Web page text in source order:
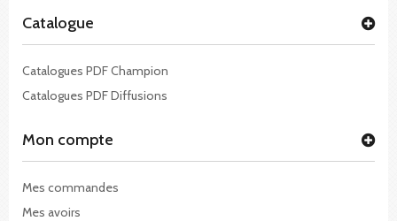
Catalogue
Catalogues PDF Champion
Catalogues PDF Diffusions
Mon compte
Mes commandes
Mes avoirs